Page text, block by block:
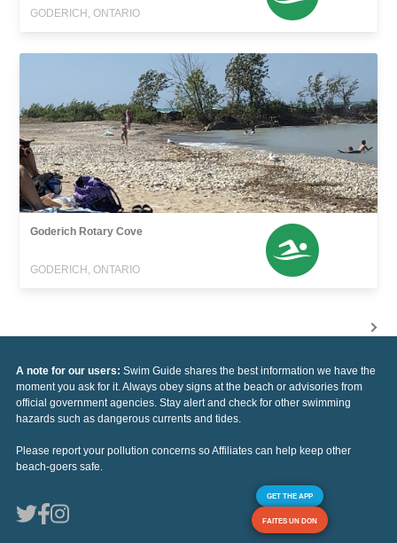
GODERICH, ONTARIO
Goderich Rotary Cove
GODERICH, ONTARIO
A note for our users: Swim Guide shares the best information we have the
moment you ask for it. Always obey signs at the beach or advisories from
official government agencies. Stay alert and check for other swimming
hazards such as dangerous currents and tides.
Please report your pollution concerns so Affiliates can help keep other
beach-goers safe.
GET THE APP
FAITES UN DON